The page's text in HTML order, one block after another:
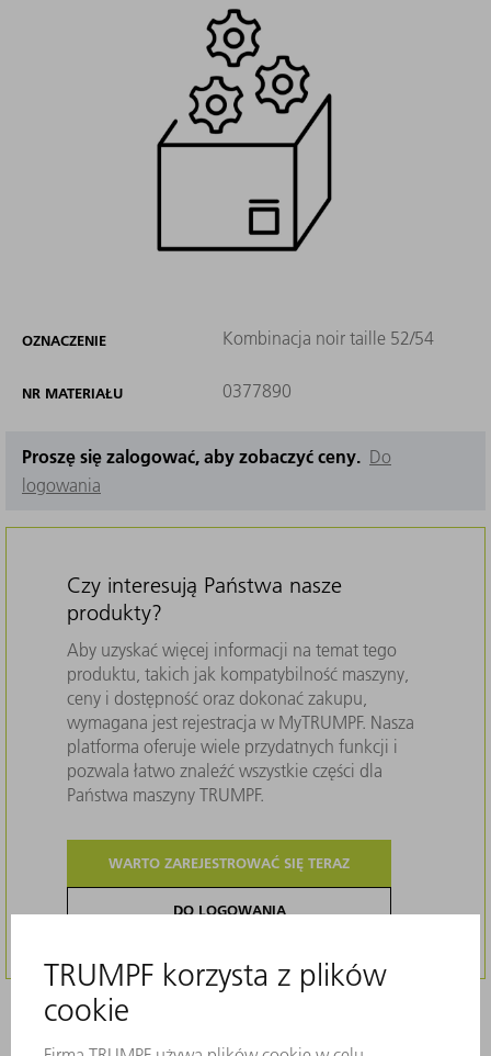
OZNACZENIE Kombinacja noir taille 52/54
NR MATERIAŁU 0377890
Proszę się zalogować, aby zobaczyć ceny. Do
logowania
Czy interesują Państwa nasze
produkty?
Aby uzyskać więcej informacji na temat tego
produktu, takich jak kompatybilność maszyny,
ceny i dostępność oraz dokonać zakupu,
wymagana jest rejestracja w MyTRUMPF. Nasza
platforma oferuje wiele przydatnych funkcji i
pozwala łatwo znaleźć wszystkie części dla
Państwa maszyny TRUMPF.
WARTO ZAREJESTROWAĆ SIĘ TERAZ
DO LOGOWANIA